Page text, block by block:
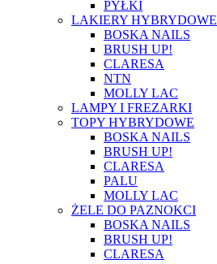
PYŁKI
LAKIERY HYBRYDOWE
BOSKA NAILS
BRUSH UP!
CLARESA
NTN
MOLLY LAC
LAMPY I FREZARKI
TOPY HYBRYDOWE
BOSKA NAILS
BRUSH UP!
CLARESA
PALU
MOLLY LAC
ŻELE DO PAZNOKCI
BOSKA NAILS
BRUSH UP!
CLARESA